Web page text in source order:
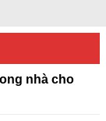
nhà cho